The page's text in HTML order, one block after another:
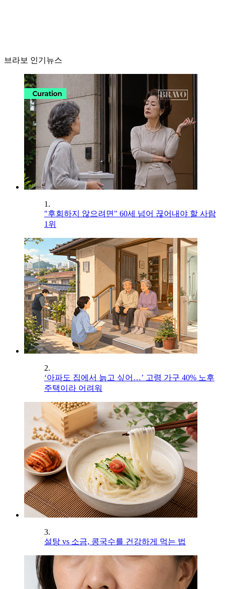
브라보 인기뉴스
1.
"후회하지 않으려면" 60세 넘어 끊어내야 할 사람
1위
2.
‘아파도 집에서 늙고 싶어…’ 고령 가구 40% 노후
주택이라 어려워
3.
설탕 vs 소금, 콩국수를 건강하게 먹는 법